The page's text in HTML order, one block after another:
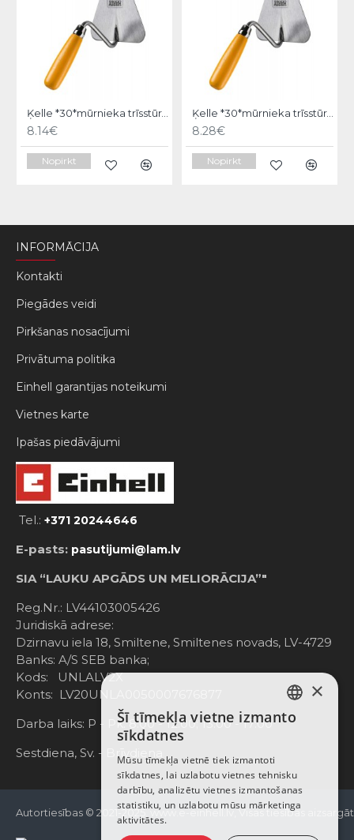
Ķelle *30*mūrnieka trīsstūra 18cm, Hardy
8.14€
Nopirkt
Ķelle *30*mūrnieka trīsstūra 20cm, Hardy
8.28€
Nopirkt
INFORMĀCIJA
Kontakti
Piegādes veidi
Pirkšanas nosacījumi
Privātuma politika
Einhell garantijas noteikumi
Vietnes karte
Ipašas piedāvājumi
Tel.: +371 20244646
E-pasts: pasutijumi@lam.lv
SIA “LAUKU APGĀDS UN MELIORĀCIJA”"
Reg.Nr.: LV44103005426
Juridiskā adrese:
Dzirnavu iela 18, Smiltene, Smiltenes novads, LV-4729
Banks: A/S SEB banka;
Kods: UNLALV2X
Konts: LV20UNLA0050007676877
Darba laiks: P - Pk. 8:00 - 12:00; 13:00 - 17:00
Sestdiena, Sv. - Brīvdiena
Autortiesības © 2021-2025, www.e-einhell.lv, Visas tiesības
LATVIAN
ENGLISH
×
Šī tīmekļa vietne izmanto
sīkdatnes
Mūsu tīmekļa vietnē tiek izmantoti
sīkdatnes, lai uzlabotu vietnes tehnisku
darbību, analizētu vietnes izmantošanas
statistiku, un uzlabotu mūsu mārketinga
aktivitātes.